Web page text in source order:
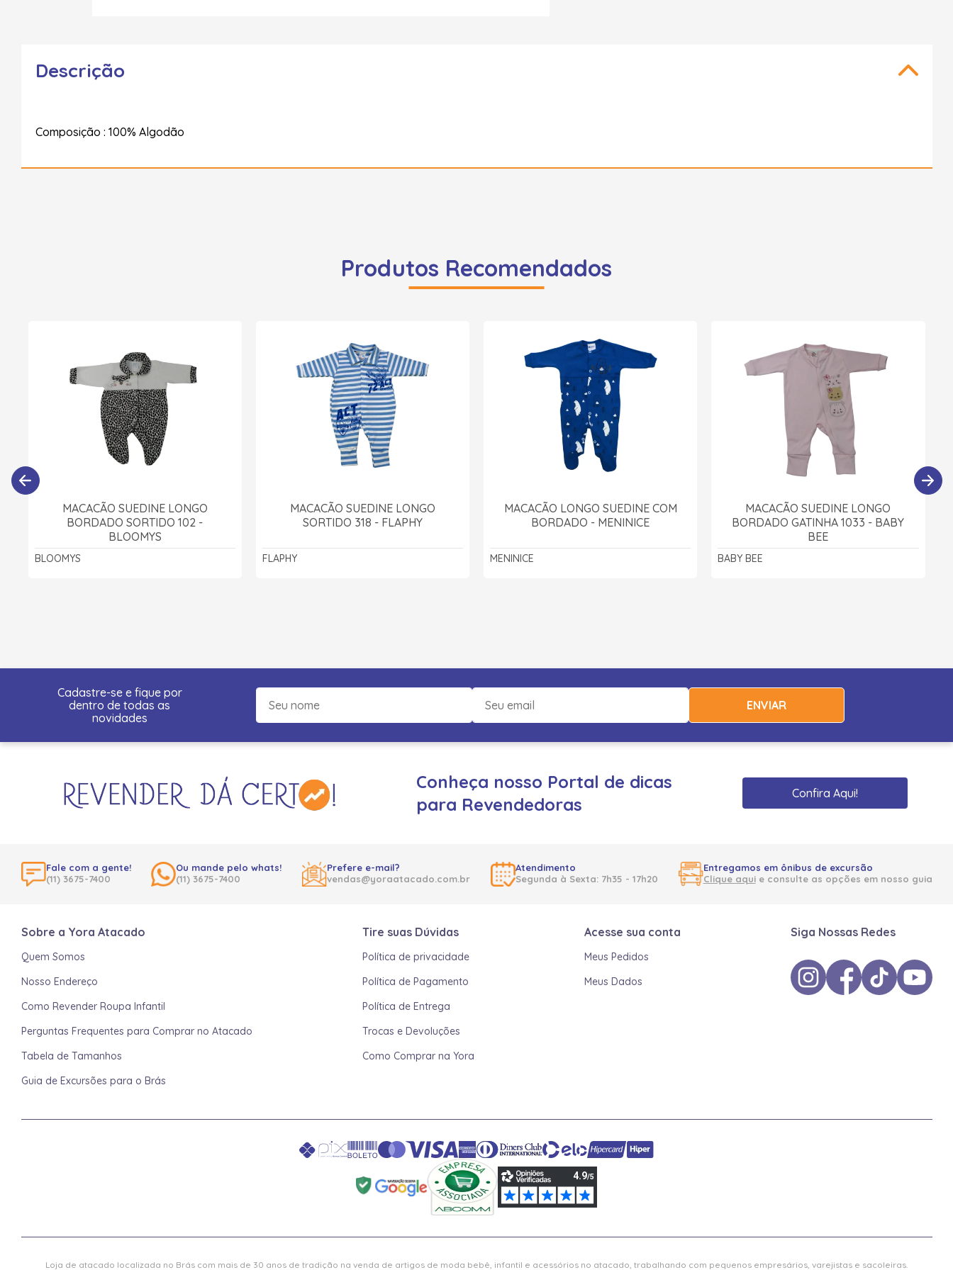
Descrição
Composição : 100% Algodão
Produtos Recomendados
MACACÃO SUEDINE LONGO
BORDADO SORTIDO 102 -
BLOOMYS
BLOOMYS
MACACÃO SUEDINE LONGO
SORTIDO 318 - FLAPHY
FLAPHY
MACACÃO LONGO SUEDINE COM
BORDADO - MENINICE
MENINICE
MACACÃO SUEDINE LONGO
BORDADO GATINHA 1033 - BABY
BEE
BABY BEE
Cadastre-se e fique por
dentro de todas as
novidades
ENVIAR
Conheça nosso Portal de dicas
para Revendedoras
Confira Aqui!
Fale com a gente!
(11) 3675-7400
Ou mande pelo whats!
(11) 3675-7400
Prefere e-mail?
vendas@yoraatacado.com.br
Atendimento
Segunda à Sexta: 7h35 - 17h20
Entregamos em ônibus de excursão
Clique aquie consulte as opções em nosso guia
Sobre a Yora Atacado
Quem Somos
Nosso Endereço
Como Revender Roupa Infantil
Perguntas Frequentes para Comprar no Atacado
Tabela de Tamanhos
Guia de Excursões para o Brás
Tire suas Dúvidas
Política de privacidade
Política de Pagamento
Política de Entrega
Trocas e Devoluções
Como Comprar na Yora
Acesse sua conta
Meus Pedidos
Meus Dados
Siga Nossas Redes
Loja de atacado localizada no Brás com mais de 30 anos de tradição na venda de artigos de moda bebê, infantil e acessórios no atacado, trabalhando com pequenos empresários, varejistas e sacoleiras.